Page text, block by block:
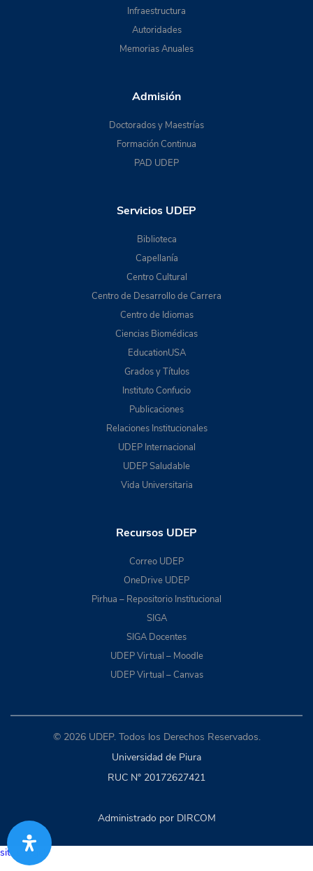
Infraestructura
Autoridades
Memorias Anuales
Admisión
Doctorados y Maestrías
Formación Continua
PAD UDEP
Servicios UDEP
Biblioteca
Capellanía
Centro Cultural
Centro de Desarrollo de Carrera
Centro de Idiomas
Ciencias Biomédicas
EducationUSA
Grados y Títulos
Instituto Confucio
Publicaciones
Relaciones Institucionales
UDEP Internacional
UDEP Saludable
Vida Universitaria
Recursos UDEP
Correo UDEP
OneDrive UDEP
Pirhua – Repositorio Institucional
SIGA
SIGA Docentes
UDEP Virtual – Moodle
UDEP Virtual – Canvas
© 2026 UDEP. Todos los Derechos Reservados.
Universidad de Piura
RUC N° 20172627421
Administrado por DIRCOM
situs togel